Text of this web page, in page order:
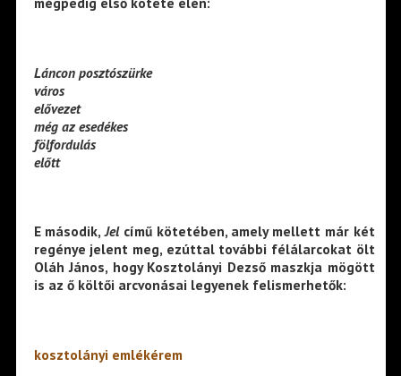
Láncon posztószürke
város
elővezet
még az esedékes
fölfordulás
előtt
E második,Jelcímű kötetében, amely mellett már két
regénye jelent meg, ezúttal további félálarcokat ölt
Oláh János, hogy Kosztolányi Dezső maszkja mögött
is az ő költői arcvonásai legyenek felismerhetők:
kosztolányi emlékérem